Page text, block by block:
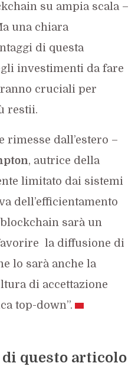
su ampia scala –
una chiara
di questa
investimenti da fare
cruciali per
restii.
rimesse dall’estero –
, autrice della
limitato dai sistemi
dell’efficientamento
sarà un
la diffusione di
lo sarà anche la
di accettazione
top-down”.
questo articolo